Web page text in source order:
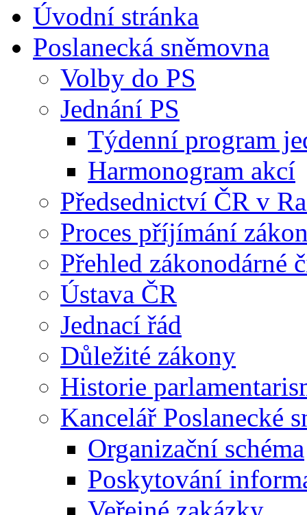
Úvodní stránka
Poslanecká sněmovna
Volby do PS
Jednání PS
Týdenní program
Harmonogram akcí
Předsednictví ČR v
Proces příjímání
Přehled zákonodárné
Ústava ČR
Jednací řád
Důležité zákony
Historie
Kancelář Poslanecké
Organizační schéma
Poskytování